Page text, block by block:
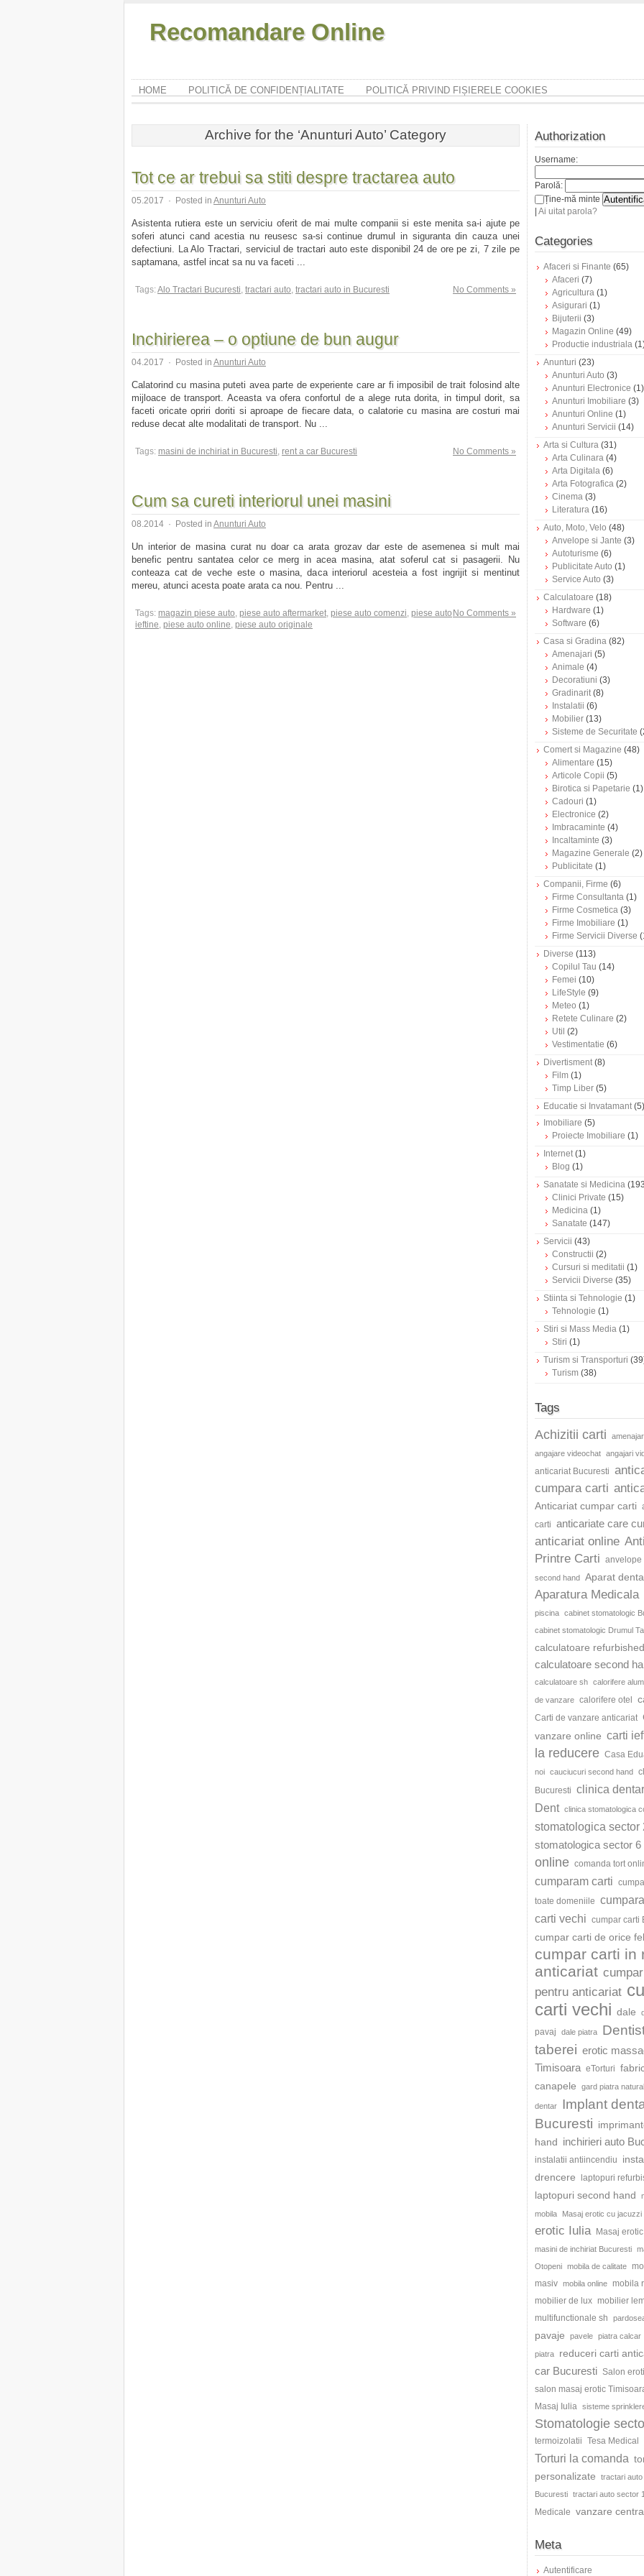
Recomandare Online
HOME POLITICĂ DE CONFIDENȚIALITATE POLITICĂ PRIVIND FIȘIERELE COOKIES
Archive for the ‘Anunturi Auto’ Category
Tot ce ar trebui sa stiti despre tractarea auto
05.2017 · Posted in Anunturi Auto
Asistenta rutiera este un serviciu oferit de mai multe companii si este menita sa-i ajute pe
soferi atunci cand acestia nu reusesc sa-si continue drumul in siguranta din cauza unei
defectiuni. La Alo Tractari, serviciul de tractari auto este disponibil 24 de ore pe zi, 7 zile pe
saptamana, astfel incat sa nu va faceti ...
No Comments »
Tags:Alo Tractari Bucuresti, tractari auto, tractari auto in Bucuresti
Inchirierea – o optiune de bun augur
04.2017 · Posted in Anunturi Auto
Calatorind cu masina puteti avea parte de experiente care ar fi imposibil de trait folosind alte
mijloace de transport. Aceasta va ofera confortul de a alege ruta dorita, in timpul dorit, sa
faceti oricate opriri doriti si aproape de fiecare data, o calatorie cu masina are costuri mai
reduse decat alte modalitati de transport. Nu ...
No Comments »
Tags: masini de inchiriat in Bucuresti, rent a car Bucuresti
Cum sa cureti interiorul unei masini
08.2014 · Posted in Anunturi Auto
Un interior de masina curat nu doar ca arata grozav dar este de asemenea si mult mai
benefic pentru santatea celor ce merg in acea masina, atat soferul cat si pasagerii. Nu
conteaza cat de veche este o masina, daca interiorul acesteia a fost ingrijit si mentinut
mereu, atunci acesta poate arata ca nou. Pentru ...
No Comments »
Tags: magazin piese auto, piese auto aftermarket, piese auto comenzi, piese auto
ieftine, piese auto online, piese auto originale
Authorization
Username:
Parolă:
Ține-mă minte
Ai uitat parola?
Categories
Afaceri si Finante (65)
Afaceri (7)
Agricultura (1)
Asigurari (1)
Bijuterii (3)
Magazin Online (49)
Productie industriala
Anunturi (23)
Anunturi Auto (3)
Anunturi Electronice (1)
Anunturi Imobiliare (3)
Anunturi Online (1)
Anunturi Servicii (14)
Arta si Cultura (31)
Arta Culinara (4)
Arta Digitala (6)
Arta Fotografica (2)
Cinema (3)
Literatura (16)
Auto, Moto, Velo (48)
Anvelope si Jante (3)
Autoturisme (6)
Publicitate Auto (1)
Service Auto (3)
Calculatoare (18)
Hardware (1)
Software (6)
Casa si Gradina (82)
Amenajari (5)
Animale (4)
Decoratiuni (3)
Gradinarit(8)
Instalatii (6)
Mobilier (13)
Sisteme de Securitate
Comert si Magazine (48)
Alimentare (15)
Articole Copii (5)
Birotica si Papetarie (1)
Cadouri (1)
Electronice (2)
Imbracaminte (4)
Incaltaminte (3)
Magazine Generale (2)
Publicitate (1)
Companii, Firme (6)
Firme Consultanta (1)
Firme Cosmetica (3)
Firme Imobiliare (1)
Firme Servicii Diverse
Diverse (113)
Copilul Tau (14)
Femei (10)
LifeStyle (9)
Meteo (1)
Retete Culinare (2)
Util (2)
Vestimentatie (6)
Divertisment(8)
Film (1)
Timp Liber (5)
Educatie si Invatamant(5)
Imobiliare (5)
Proiecte Imobiliare (1)
Internet(1)
Blog (1)
Sanatate si Medicina
Clinici Private (15)
Medicina (1)
Sanatate (147)
Servicii (43)
Constructii (2)
Cursuri si meditatii (1)
Servicii Diverse (35)
Stiinta si Tehnologie (1)
Tehnologie (1)
Stiri si Mass Media (1)
Stiri (1)
Turism si Transporturi
Turism (38)
Tags
Achizitii carti
angajare videochat angajari
anticariat Bucuresti
cumpara carti
Anticariat cumpar carti
carti anticariate care
anticariat online
Printre Carti anvelope
second hand Aparat
Aparatura Medicala
piscina cabinet stomatologic
cabinet stomatologic Drumul
calculatoare refurbished
calculatoare second
calculatoare sh calorifere
de vanzare calorifere otel
Carti de vanzare anticariat
vanzare online carti
la reducere Casa
noi cauciucuri second hand
Bucuresti clinica
Dent clinica stomatologica
stomatologica sector
stomatologica sector 6
online comanda tort
cumparam carti
toate domeniile
carti vechi cumpar carti
cumpar carti de orice fel
cumpar carti in
anticariat
pentru anticariat
carti vechi dale
pavaj dale piatra
taberei erotic
Timisoara eTorturi
canapele
gard piatra
dentar
Implant
Bucuresti
hand inchirieri auto
instalatii antiincendiu
drencere
laptopuri
laptopuri second hand
mobila Masaj erotic cu jacuzzi
erotic Iulia Masaj
masini de inchiriat Bucuresti
Otopeni mobila de calitate
masiv mobila online
mobila
mobilier de lux mobilier
multifunctionale sh
pavaje pavele piatra calcar
piatra reduceri carti
car Bucuresti Salon
salon masaj erotic
Masaj Iulia sisteme
Stomatologie
termoizolatii Tesa Medical
Torturi la comanda
personalizate
tractari auto
Bucuresti tractari auto sector
Medicale vanzare
Meta
Autentificare